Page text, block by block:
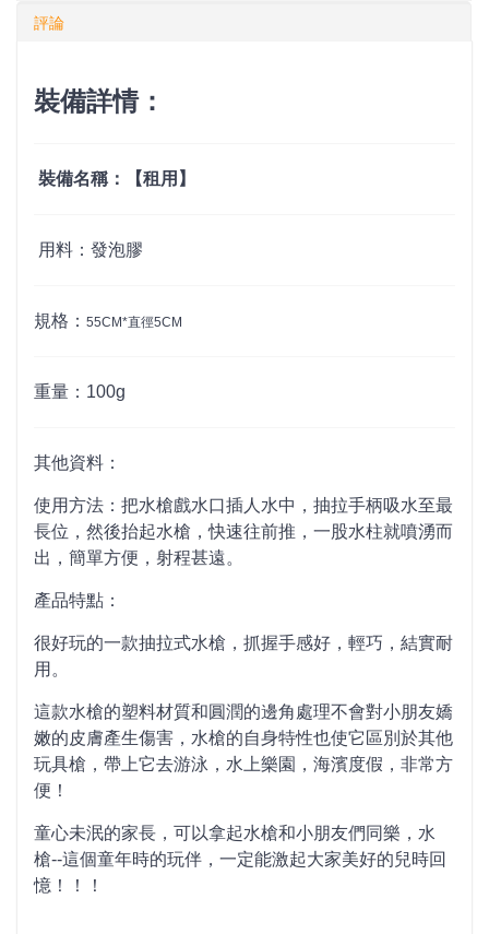
評論
裝備詳情：
裝備名稱：【租用】
用料：發泡膠
規格： 55CM*直徑5CM
重量：100g
其他資料：
使用方法：把水槍戲水口插人水中，抽拉手柄吸水至最
長位，然後抬起水槍，快速往前推，一股水柱就噴湧而
出，簡單方便，射程甚遠。
產品特點：
很好玩的一款抽拉式水槍，抓握手感好，輕巧，結實耐
用。
這款水槍的塑料材質和圓潤的邊角處理不會對小朋友嬌
嫩的皮膚產生傷害，水槍的自身特性也使它區別於其他
玩具槍，帶上它去游泳，水上樂園，海濱度假，非常方
便！
童心未泯的家長，可以拿起水槍和小朋友們同樂，水
槍--這個童年時的玩伴，一定能激起大家美好的兒時回
憶！！！